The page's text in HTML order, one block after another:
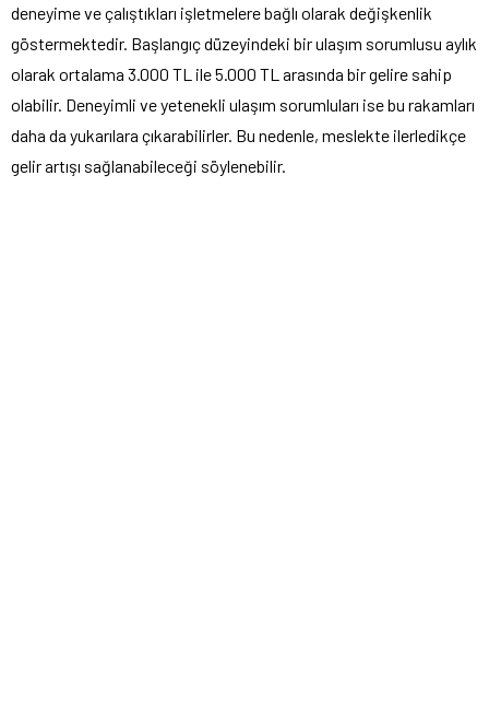
deneyime ve çalıştıkları işletmelere bağlı olarak değişkenlik
göstermektedir. Başlangıç düzeyindeki bir ulaşım sorumlusu aylık
olarak ortalama 3.000 TL ile 5.000 TL arasında bir gelire sahip
olabilir. Deneyimli ve yetenekli ulaşım sorumluları ise bu rakamları
daha da yukarılara çıkarabilirler. Bu nedenle, meslekte ilerledikçe
gelir artışı sağlanabileceği söylenebilir.